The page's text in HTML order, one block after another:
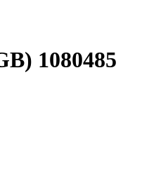
1080485